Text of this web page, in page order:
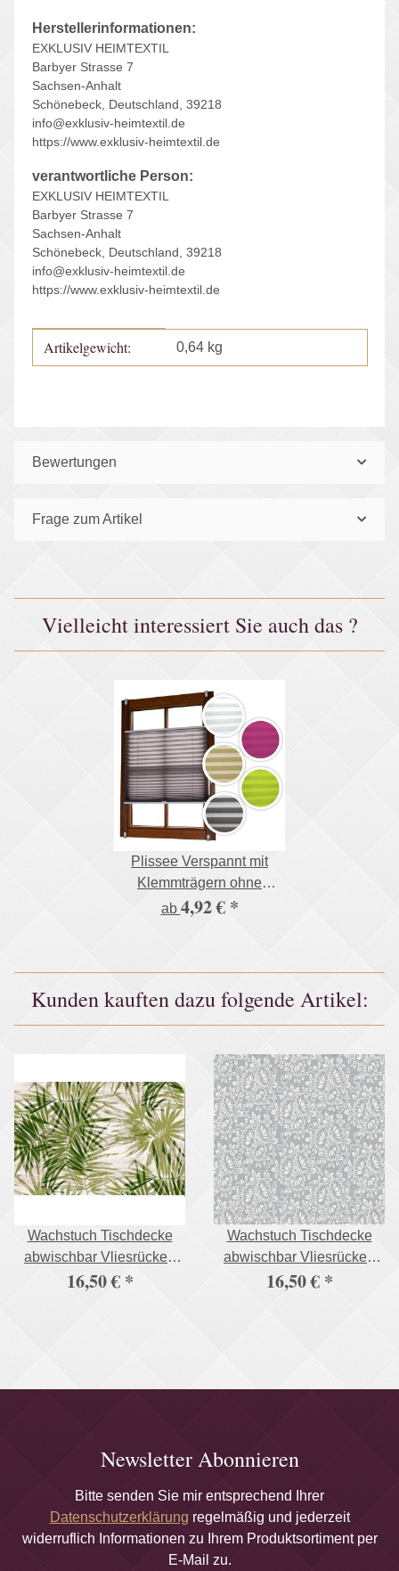
Herstellerinformationen:
EXKLUSIV HEIMTEXTIL
Barbyer Strasse 7
Sachsen-Anhalt
Schönebeck, Deutschland, 39218
info@exklusiv-heimtextil.de
https://www.exklusiv-heimtextil.de
verantwortliche Person:
EXKLUSIV HEIMTEXTIL
Barbyer Strasse 7
Sachsen-Anhalt
Schönebeck, Deutschland, 39218
info@exklusiv-heimtextil.de
https://www.exklusiv-heimtextil.de
Produkteigenschaft
Wert
Artikelgewicht: 0,64 kg
Bewertungen
Frage zum Artikel
Vielleicht interessiert Sie auch das ?
Plissee Verspannt mit
Klemmträgern ohne
Bohren Faltrollo
ab 4,92 € *
Kunden kauften dazu folgende Artikel:
Wachstuch Tischdecke
abwischbar Vliesrücken
140 cm breit individuelle
16,50 € *
Wachstuch Tischdecke
abwischbar Vliesrücken
140 cm breit individuelle
16,50 € *
Newsletter Abonnieren
Bitte senden Sie mir entsprechend Ihrer
Datenschutzerklärung regelmäßig und jederzeit
widerruflich Informationen zu Ihrem Produktsortiment per
E-Mail zu.